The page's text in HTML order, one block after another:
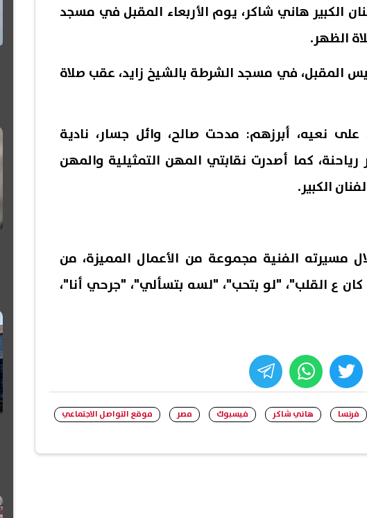
الكبير هاني شاكر، يوم الأربعاء المقبل في مسجد
الظهر.
المقبل، في مسجد الشرطة بالشيخ زايد، عقب صلاة
نعيه، أبرزهم: مدحت صالح، وائل جسار، نادية
كما أصدرت نقابتي المهن التمثيلية والمهن
الكبير.
مسيرته الفنية مجموعة من الأعمال المميزة، من
ع القلب"، "لو بتحب"، "لسه بتسألي"، "جرحي أنا"،
twitter
whats
فرنسا هاني شاكر فيسبوك مصر موقع التواصل الاجتماعي